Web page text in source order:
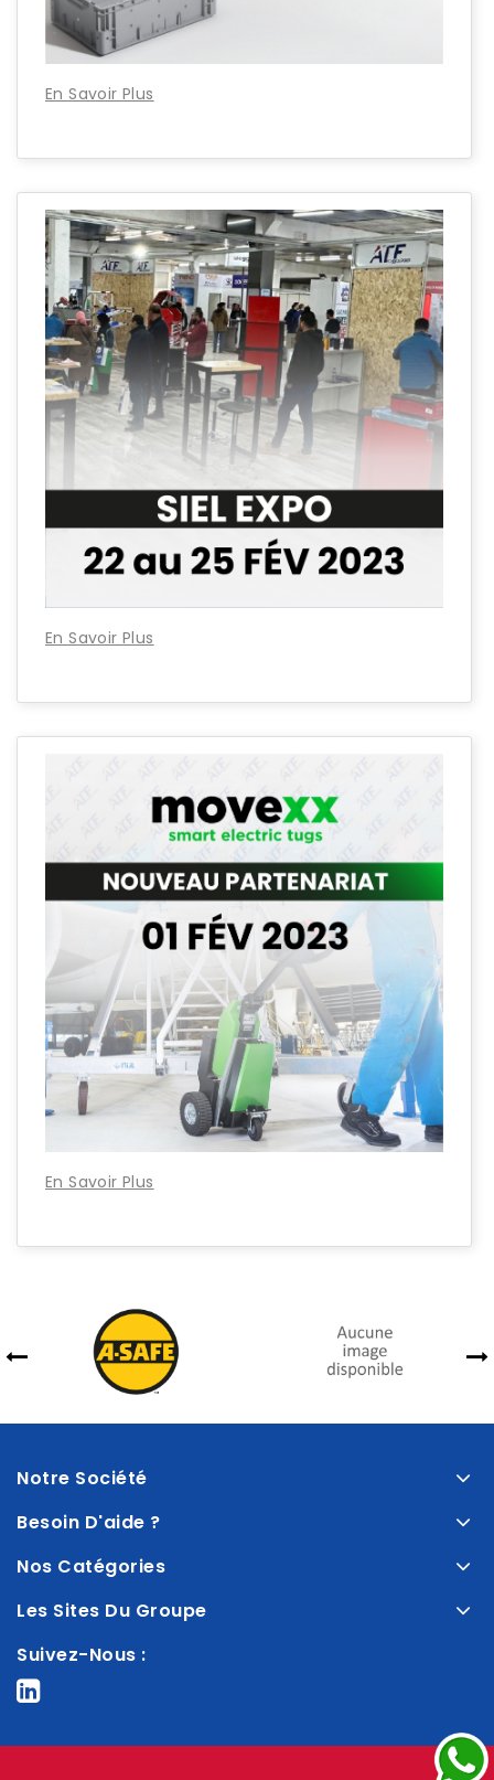
En Savoir Plus
En Savoir Plus
En Savoir Plus
Notre Société
Besoin D'aide ?
Nos Catégories
Les Sites Du Groupe
Suivez-Nous :